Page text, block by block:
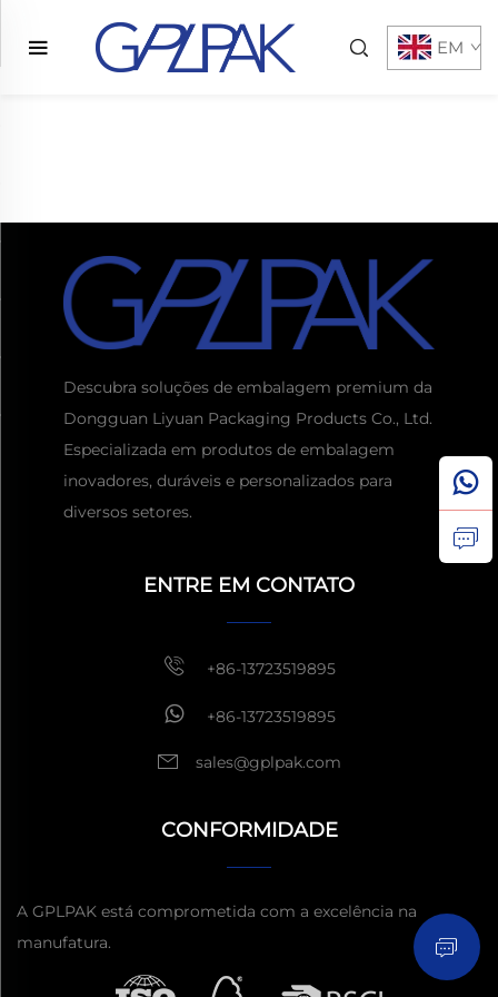
EM
Geralmente responda em
1 hora
Descubra soluções de embalagem premium da
Dongguan Liyuan Packaging Products Co., Ltd.
Especializada em produtos de embalagem
inovadores, duráveis e personalizados para
diversos setores.
ENTRE EM CONTATO
+86-13723519895
+86-13723519895
sales@gplpak.com
CONFORMIDADE
A GPLPAK está comprometida com a excelência na
manufatura.